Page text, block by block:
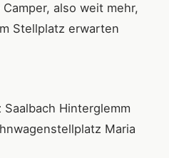
also weit mehr,
Stellplatz erwarten
Hinterglemm
Maria